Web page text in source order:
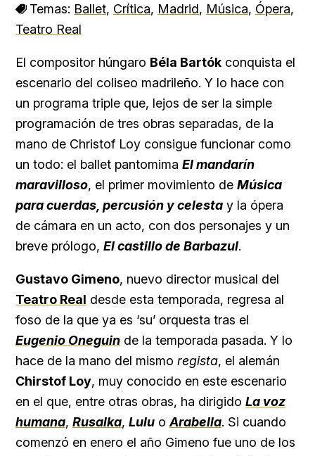
Temas: Ballet, Crítica, Madrid, Música, Ópera,
Teatro Real
El compositor húngaro Béla Bartók conquista el
escenario del coliseo madrileño. Y lo hace con
un programa triple que, lejos de ser la simple
programación de tres obras separadas, de la
mano de Christof Loy consigue funcionar como
un todo: el ballet pantomima El mandarín
maravilloso, el primer movimiento de Música
para cuerdas, percusión y celesta y la ópera
de cámara en un acto, con dos personajes y un
breve prólogo, El castillo de Barbazul.
Gustavo Gimeno, nuevo director musical del
Teatro Real desde esta temporada, regresa al
foso de la que ya es ‘su’ orquesta tras el
Eugenio Oneguin de la temporada pasada. Y lo
hace de la mano del mismo regista, el alemán
Chirstof Loy, muy conocido en este escenario
en el que, entre otras obras, ha dirigido La voz
humana, Rusalka, Lulu o Arabella. Si cuando
comenzó en enero el año Gimeno fue uno de los